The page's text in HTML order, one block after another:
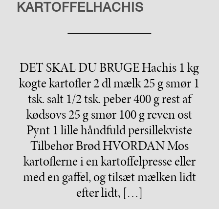
KARTOFFELHACHIS
DET SKAL DU BRUGE Hachis 1 kg
kogte kartofler 2 dl mælk 25 g smør 1
tsk. salt 1/2 tsk. peber 400 g rest af
kødsovs 25 g smør 100 g reven ost
Pynt 1 lille håndfuld persillekviste
Tilbehør Brød HVORDAN Mos
kartoflerne i en kartoffelpresse eller
med en gaffel, og tilsæt mælken lidt
efter lidt, […]